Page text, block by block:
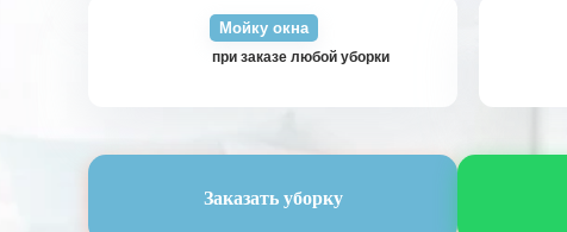
Мойку окна
при заказе любой уборки
Заказать уборку